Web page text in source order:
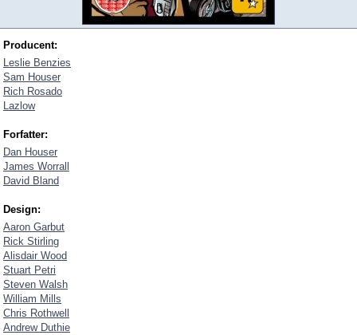
Producent:
Leslie Benzies
Sam Houser
Rich Rosado
Lazlow
Forfatter:
Dan Houser
James Worrall
David Bland
Design:
Aaron Garbut
Rick Stirling
Alisdair Wood
Stuart Petri
Steven Walsh
William Mills
Chris Rothwell
Andrew Duthie